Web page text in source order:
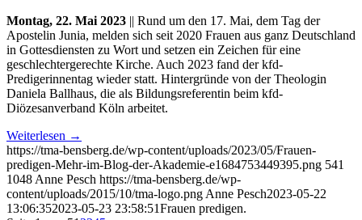
Montag, 22. Mai 2023 || Rund um den 17. Mai, dem Tag der
Apostelin Junia, melden sich seit 2020 Frauen aus ganz Deutschland
in Gottesdiensten zu Wort und setzen ein Zeichen für eine
geschlechtergerechte Kirche. Auch 2023 fand der kfd-
Predigerinnentag wieder statt. Hintergründe von der Theologin
Daniela Ballhaus, die als Bildungsreferentin beim kfd-
Diözesanverband Köln arbeitet.
Weiterlesen →
https://tma-bensberg.de/wp-content/uploads/2023/05/Frauen-
predigen-Mehr-im-Blog-der-Akademie-e1684753449395.png 541
1048 Anne Pesch https://tma-bensberg.de/wp-
content/uploads/2015/10/tma-logo.png Anne Pesch2023-05-22
13:06:352023-05-23 23:58:51Frauen predigen.